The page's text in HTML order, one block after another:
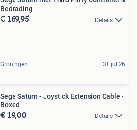
Bedrading
€ 169,95 Details
Groningen 31 jul 26
Sega Saturn - Joystick Extension Cable -
Boxed
€ 19,00 Details